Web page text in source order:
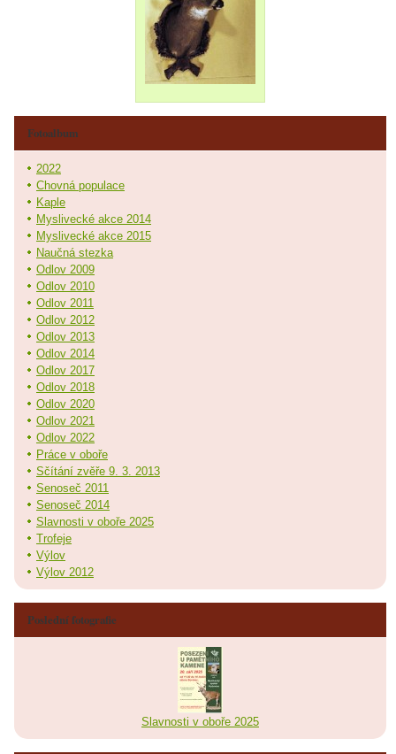
Fotoalbum
2022
Chovná populace
Kaple
Myslivecké akce 2014
Myslivecké akce 2015
Naučná stezka
Odlov 2009
Odlov 2010
Odlov 2011
Odlov 2012
Odlov 2013
Odlov 2014
Odlov 2017
Odlov 2018
Odlov 2020
Odlov 2021
Odlov 2022
Práce v oboře
Sčítání zvěře 9. 3. 2013
Senoseč 2011
Senoseč 2014
Slavnosti v oboře 2025
Trofeje
Výlov
Výlov 2012
Poslední fotografie
Slavnosti v oboře 2025